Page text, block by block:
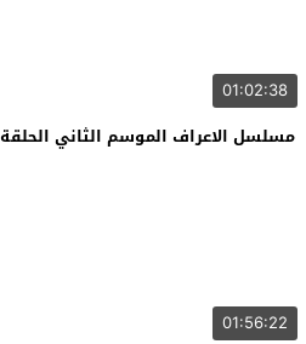
01:02:38
مسلسل الاعراف الموسم الثاني الحلقة 1
01:56:22